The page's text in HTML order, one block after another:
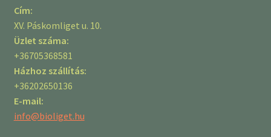
Cím:
XV. Páskomliget u. 10.
Üzlet száma:
+36705368581
Házhoz szállítás:
+36202650136
E-mail:
info@bioliget.hu